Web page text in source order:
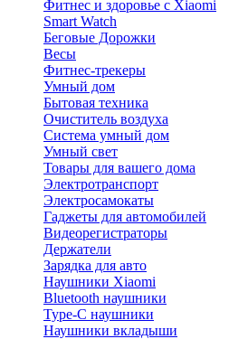
Фитнес и здоровье с Xiaomi
Smart Watch
Беговые Дорожки
Весы
Фитнес-трекеры
Умный дом
Бытовая техника
Очиститель воздуха
Система умный дом
Умный свет
Товары для вашего дома
Электротранспорт
Электросамокаты
Гаджеты для автомобилей
Видеорегистраторы
Держатели
Зарядка для авто
Наушники Xiaomi
Bluetooth наушники
Type-C наушники
Наушники вкладыши